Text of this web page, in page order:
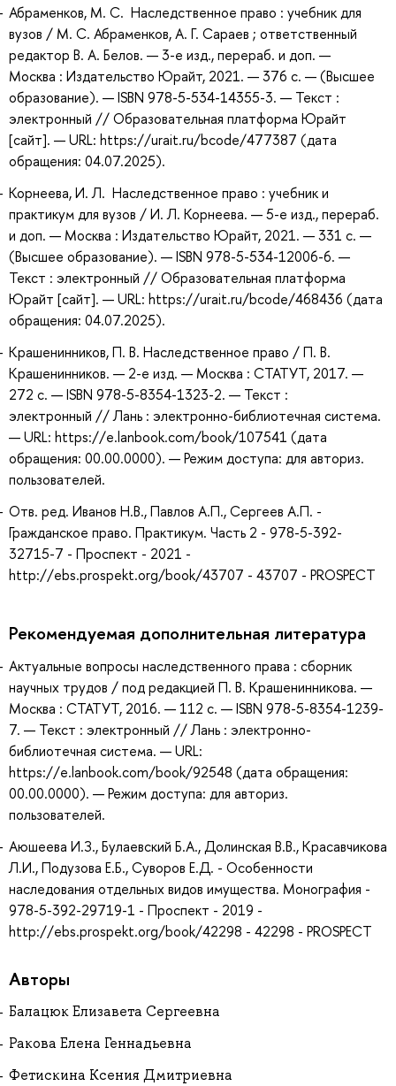
Абраменков, М. С. Наследственное право : учебник для
вузов / М. С. Абраменков, А. Г. Сараев ; ответственный
редактор В. А. Белов. — 3-е изд., перераб. и доп. —
Москва : Издательство Юрайт, 2021. — 376 с. — (Высшее
образование). — ISBN 978-5-534-14355-3. — Текст :
электронный // Образовательная платформа Юрайт
[сайт]. — URL: https://urait.ru/bcode/477387 (дата
обращения: 04.07.2025).
Корнеева, И. Л. Наследственное право : учебник и
практикум для вузов / И. Л. Корнеева. — 5-е изд., перераб.
и доп. — Москва : Издательство Юрайт, 2021. — 331 с. —
(Высшее образование). — ISBN 978-5-534-12006-6. —
Текст : электронный // Образовательная платформа
Юрайт [сайт]. — URL: https://urait.ru/bcode/468436 (дата
обращения: 04.07.2025).
Крашенинников, П. В. Наследственное право / П. В.
Крашенинников. — 2-е изд. — Москва : СТАТУТ, 2017. —
272 с. — ISBN 978-5-8354-1323-2. — Текст :
электронный // Лань : электронно-библиотечная система.
— URL: https://e.lanbook.com/book/107541 (дата
обращения: 00.00.0000). — Режим доступа: для авториз.
пользователей.
Отв. ред. Иванов Н.В., Павлов А.П., Сергеев А.П. -
Гражданское право. Практикум. Часть 2 - 978-5-392-
32715-7 - Проспект - 2021 -
http://ebs.prospekt.org/book/43707 - 43707 - PROSPECT
Рекомендуемая дополнительная литература
Актуальные вопросы наследственного права : сборник
научных трудов / под редакцией П. В. Крашенинникова. —
Москва : СТАТУТ, 2016. — 112 с. — ISBN 978-5-8354-1239-
7. — Текст : электронный // Лань : электронно-
библиотечная система. — URL:
https://e.lanbook.com/book/92548 (дата обращения:
00.00.0000). — Режим доступа: для авториз.
пользователей.
Аюшеева И.З., Булаевский Б.А., Долинская В.В., Красавчикова
Л.И., Подузова Е.Б., Суворов Е.Д. - Особенности
наследования отдельных видов имущества. Монография -
978-5-392-29719-1 - Проспект - 2019 -
http://ebs.prospekt.org/book/42298 - 42298 - PROSPECT
Авторы
Балацюк Елизавета Сергеевна
Ракова Елена Геннадьевна
Фетискина Ксения Дмитриевна